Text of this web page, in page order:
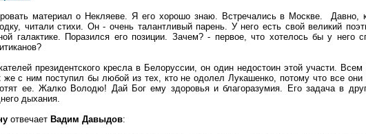
материал о Некляеве. Я его хорошо знаю. Встречались в Москве. Давно,
читали стихи. Он - очень талантливый парень. У него есть свой великий
галактике. Поразился его позиции. Зачем? - первое, что хотелось бы у него
президентского кресла в Белоруссии, он один недостоин этой участи.
же с ним поступил бы любой из тех, кто не одолел Лукашенко, потому что все
ее. Жалко Володю! Дай Бог ему здоровья и благоразумия. Его задача в
дыхания.
отвечает Вадим Давыдов: